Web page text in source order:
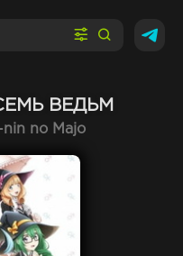
ВЕДЬМ
nin no Majo